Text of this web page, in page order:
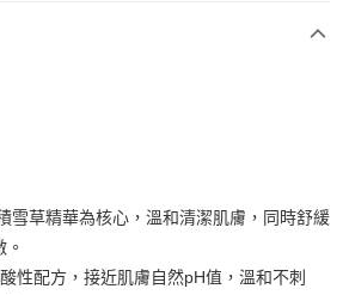
雪草精華為核心，溫和清潔肌膚，同時舒緩
性配方，接近肌膚自然pH值，溫和不刺